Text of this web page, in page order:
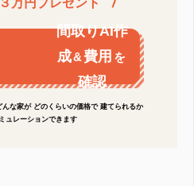
万円プレゼント
間取りAI作
成&費用を
確認
な家が どのくらいの価格で 建てられるか
ュレーションできます